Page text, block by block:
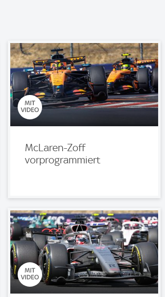
McLaren-Zoff
vorprogrammiert